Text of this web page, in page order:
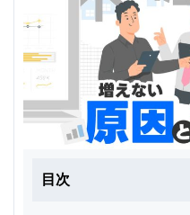
目次